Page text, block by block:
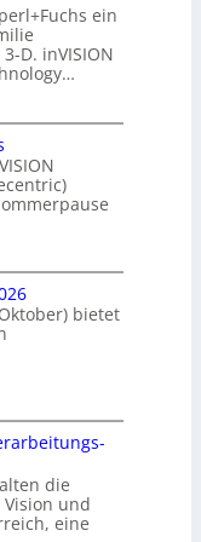
ein
D. inVISION
bietet
die
Vision und
eine